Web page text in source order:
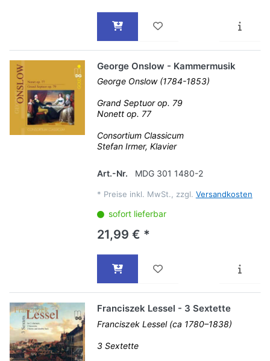
George Onslow - Kammermusik
George Onslow (1784-1853)
Grand Septuor op. 79
Nonett op. 77
Consortium Classicum
Stefan Irmer, Klavier
Art.-Nr. MDG 301 1480-2
* Preise inkl. MwSt., zzgl. Versandkosten
sofort lieferbar
21,99 € *
Franciszek Lessel - 3 Sextette
Franciszek Lessel (ca 1780–1838)
3 Sextette